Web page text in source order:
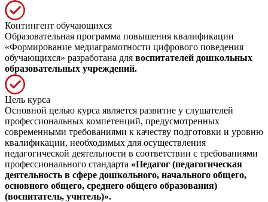
Контингент обучающихся
Образовательная программа повышения квалификации
«Формирование медиаграмотности цифрового поведения
обучающихся» разработана для воспитателей дошкольных
образовательных учреждений.
Цель курса
Основной целью курса является развитие у слушателей
профессиональных компетенций, предусмотренных
современными требованиями к качеству подготовки и уровню
квалификации, необходимых для осуществления
педагогической деятельности в соответствии с требованиями
профессионального стандарта «Педагог (педагогическая
деятельность в сфере дошкольного, начального общего,
основного общего, среднего общего образования)
(воспитатель, учитель)».